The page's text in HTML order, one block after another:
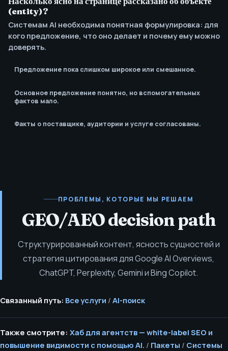
для актуализации
заявлений?
(entity)?
Системам AI необходима понятная формулировка: для
кого предложение, что оно делает и почему ему можно
доверять.
Предложение пока слишком широкое или смешанное.
Основное предложение понятно, но вспомогательных
фактов мало.
Факты о поставщике, аудитории и услуге согласованы.
ПРОБЛЕМЫ, КОТОРЫЕ МЫ РЕШАЕМ
GEO/AEO decision path
Структурированный контент, ясность сущностей и
стратегия цитирования для Google AI Overviews,
ChatGPT, Perplexity, Gemini и Bing Copilot.
Связанный путь: Все услуги / AI-поиск
Также смотрите: Хаб для агентств — white-label SEO и
повышение видимости с помощью AI. / Пакеты / Системы